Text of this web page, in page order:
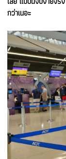
กว่าเนอะ